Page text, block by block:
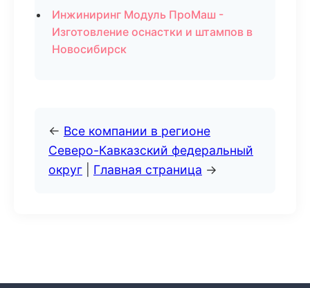
Инжиниринг Модуль ПроМаш -
Изготовление оснастки и штампов в
Новосибирск
← Все компании в регионе
Северо-Кавказский федеральный
округ
Главная страница →